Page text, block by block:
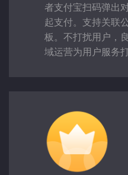
者支付宝扫码弹出
起支付。支持关联
板。不打扰用户，
域运营为用户服务